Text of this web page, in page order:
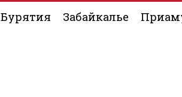
Бурятия Забайкалье